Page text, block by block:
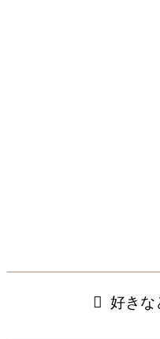
好きな